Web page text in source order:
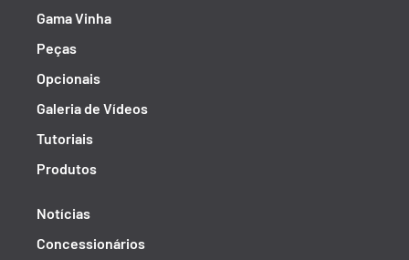
Gama Vinha
Peças
Opcionais
Galeria de Vídeos
Tutoriais
Produtos
Notícias
Concessionários